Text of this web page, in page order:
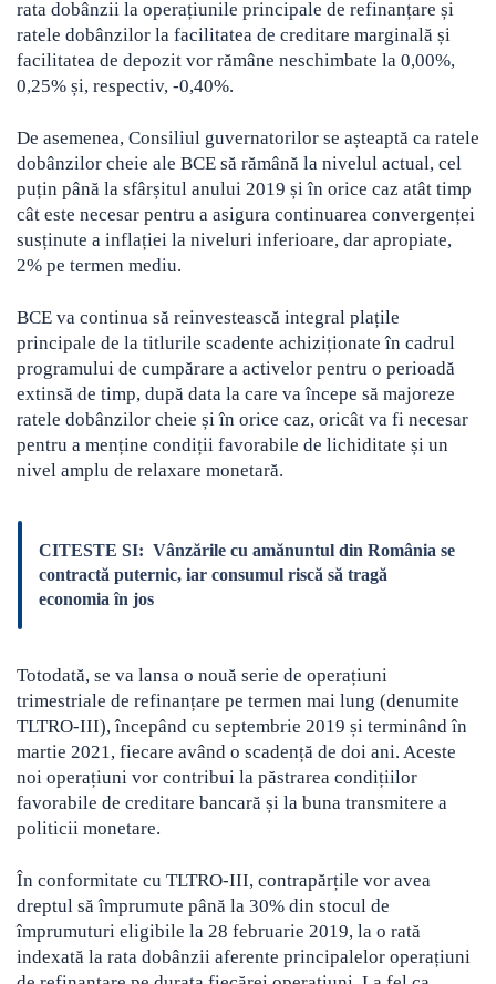
rata dobânzii la operațiunile principale de refinanțare și
ratele dobânzilor la facilitatea de creditare marginală și
facilitatea de depozit vor rămâne neschimbate la 0,00%,
0,25% și, respectiv, -0,40%.
De asemenea, Consiliul guvernatorilor se așteaptă ca ratele
dobânzilor cheie ale BCE să rămână la nivelul actual, cel
puțin până la sfârșitul anului 2019 și în orice caz atât timp
cât este necesar pentru a asigura continuarea convergenței
susținute a inflației la niveluri inferioare, dar apropiate,
2% pe termen mediu.
BCE va continua să reinvestească integral plațile
principale de la titlurile scadente achiziționate în cadrul
programului de cumpărare a activelor pentru o perioadă
extinsă de timp, după data la care va începe să majoreze
ratele dobânzilor cheie și în orice caz, oricât va fi necesar
pentru a menține condiții favorabile de lichiditate și un
nivel amplu de relaxare monetară.
CITESTE SI: Vânzările cu amănuntul din România se
contractă puternic, iar consumul riscă să tragă
economia în jos
Totodată, se va lansa o nouă serie de operațiuni
trimestriale de refinanțare pe termen mai lung (denumite
TLTRO-III), începând cu septembrie 2019 și terminând în
martie 2021, fiecare având o scadență de doi ani. Aceste
noi operațiuni vor contribui la păstrarea condițiilor
favorabile de creditare bancară și la buna transmitere a
politicii monetare.
În conformitate cu TLTRO-III, contrapărțile vor avea
dreptul să împrumute până la 30% din stocul de
împrumuturi eligibile la 28 februarie 2019, la o rată
indexată la rata dobânzii aferente principalelor operațiuni